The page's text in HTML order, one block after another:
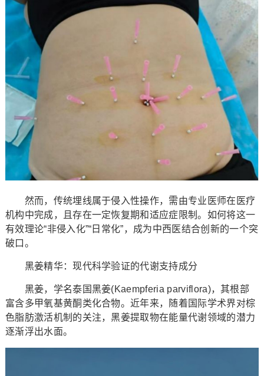
然而，传统埋线属于侵入性操作，需由专业医师在医疗
机构中完成，且存在一定恢复期和适应症限制。如何将这一
有效理论“非侵入化”“日常化”，成为中西医结合创新的一个突
破口。
黑姜精华：现代科学验证的代谢支持成分
黑姜，学名泰国黑姜(Kaempferia parviflora)，其根部
富含多甲氧基黄酮类化合物。近年来，随着国际学术界对棕
色脂肪激活机制的关注，黑姜提取物在能量代谢领域的潜力
逐渐浮出水面。